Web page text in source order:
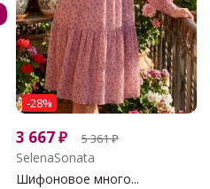
-28%
3 667₽ 5 361₽
SelenaSonata
Шифоновое много...